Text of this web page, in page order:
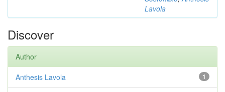
Lavola
Discover
Author
1
Anthesis Lavola